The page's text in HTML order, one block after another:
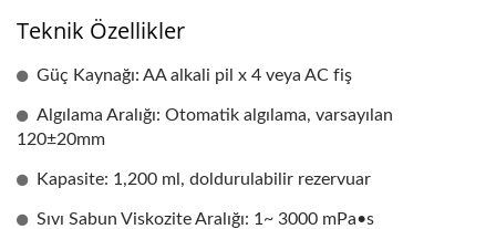
Teknik Özellikler
Güç Kaynağı: AA alkali pil x 4 veya AC fiş
Algılama Aralığı: Otomatik algılama, varsayılan
120±20mm
Kapasite: 1,200 ml, doldurulabilir rezervuar
Sıvı Sabun Viskozite Aralığı: 1~ 3000 mPa•s